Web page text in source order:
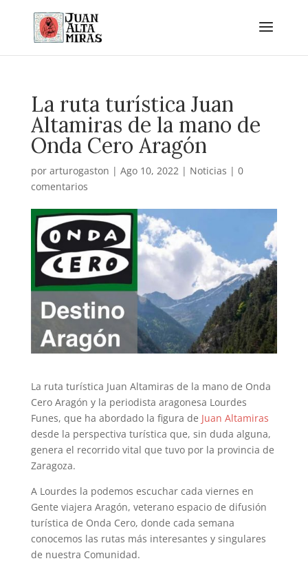
La ruta turística Juan
Altamiras de la mano de
Onda Cero Aragón
por arturogaston | Ago 10, 2022| Noticias | 0
comentarios
La ruta turística Juan Altamiras de la mano de Onda
Cero Aragón y la periodista aragonesa Lourdes
Funes, que ha abordado la figura de Juan Altamiras
desde la perspectiva turística que, sin duda alguna,
genera el recorrido vital que tuvo por la provincia de
Zaragoza.
A Lourdes la podemos escuchar cada viernes en
Gente viajera Aragón, veterano espacio de difusión
turística de Onda Cero, donde cada semana
conocemos las rutas más interesantes y singulares
de nuestra Comunidad.